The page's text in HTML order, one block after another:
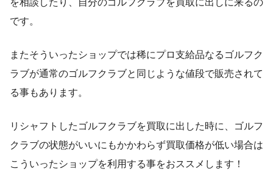
です。
またそういったショップでは稀にプロ支給品なるゴルフク
ラブが通常のゴルフクラブと同じような値段で販売されて
る事もあります。
リシャフトしたゴルフクラブを買取に出した時に、ゴルフ
クラブの状態がいいにもかかわらず買取価格が低い場合は
こういったショップを利用する事をおススメします！